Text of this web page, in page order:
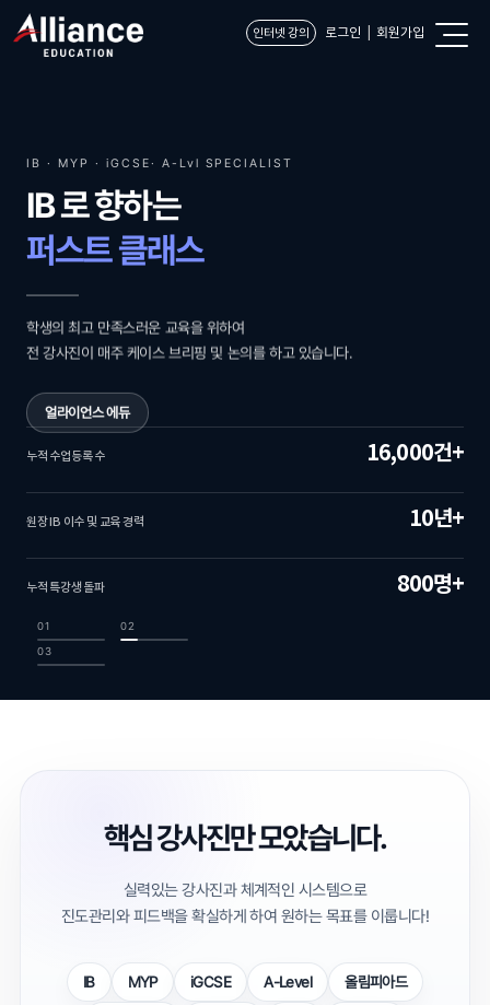
인터넷 강의 로그인 회원가입
IB · MYP · iGCSE· A-Lvl SPECIALIST
IB 로 향하는
퍼스트 클래스
학생의 최고 만족스러운 교육을 위하여
전 강사진이 매주 케이스 브리핑 및 논의를 하고 있습니다.
얼라이언스 에듀
누적 수업등록 수 16,000건+
원장 IB 이수 및 교육 경력 10년+
누적 특강생 돌파 800명+
01 02
03
핵심 강사진만 모았습니다.
실력있는 강사진과 체계적인 시스템으로
진도관리와 피드백을 확실하게 하여 원하는 목표를 이룹니다!
IB MYP iGCSE A-Level 올림피아드